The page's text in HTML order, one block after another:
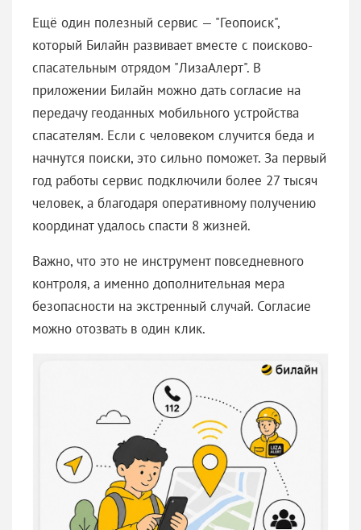
Ещё один полезный сервис — "Геопоиск",
который Билайн развивает вместе с поисково-
спасательным отрядом "ЛизаАлерт". В
приложении Билайн можно дать согласие на
передачу геоданных мобильного устройства
спасателям. Если с человеком случится беда и
начнутся поиски, это сильно поможет. За первый
год работы сервис подключили более 27 тысяч
человек, а благодаря оперативному получению
координат удалось спасти 8 жизней.
Важно, что это не инструмент повседневного
контроля, а именно дополнительная мера
безопасности на экстренный случай. Согласие
можно отозвать в один клик.